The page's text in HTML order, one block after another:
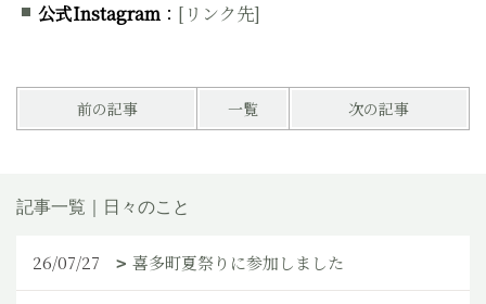
公式Instagram ： [リンク先]
前の記事 一覧 次の記事
記事一覧｜日々のこと
26/07/27 喜多町夏祭りに参加しました